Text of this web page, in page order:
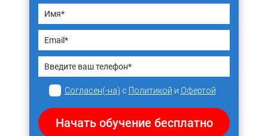
Согласен(-на) с Политикой и Офертой
Начать обучение бесплатно